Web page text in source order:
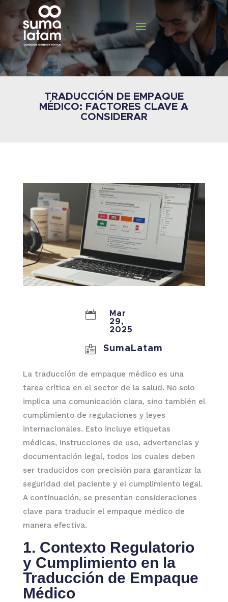
TRADUCCIÓN DE EMPAQUE
MÉDICO: FACTORES CLAVE A
CONSIDERAR

Mar
29,
2025
 SumaLatam
La traducción de empaque médico es una
tarea crítica en el sector de la salud. No solo
implica una comunicación clara, sino también el
cumplimiento de regulaciones y leyes
internacionales. Esto incluye etiquetas
médicas, instrucciones de uso, advertencias y
documentación legal, todos los cuales deben
ser traducidos con precisión para garantizar la
seguridad del paciente y el cumplimiento legal.
A continuación, se presentan consideraciones
clave para traducir el empaque médico de
manera efectiva.
1. Contexto Regulatorio
y Cumplimientoen la
Traducción de Empaque
Médico